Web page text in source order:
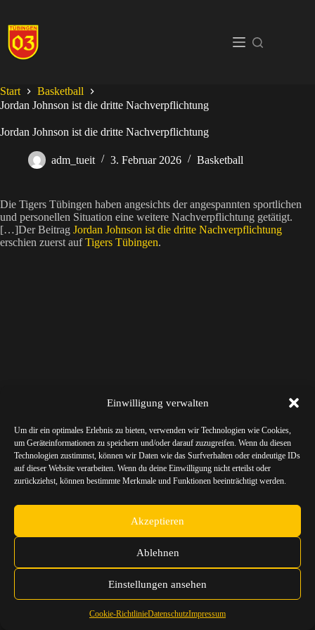
Einwilligung verwalten
Um dir ein optimales Erlebnis zu bieten, verwenden wir Technologien wie Cookies,
um Geräteinformationen zu speichern und/oder darauf zuzugreifen. Wenn du diesen
Technologien zustimmst, können wir Daten wie das Surfverhalten oder eindeutige IDs
auf dieser Website verarbeiten. Wenn du deine Einwilligung nicht erteilst oder
zurückziehst, können bestimmte Merkmale und Funktionen beeinträchtigt werden.
Akzeptieren
Ablehnen
Einstellungen ansehen
Cookie-RichtlinieDatenschutzImpressum
springen
Start
Basketball
Jordan Johnson ist die dritte Nachverpflichtung
Jordan Johnson ist die dritte Nachverpflichtung
adm_tueit 3. Februar 2026 Basketball
Die Tigers Tübingen haben angesichts der angespannten sportlichen
und personellen Situation eine weitere Nachverpflichtung getätigt.
[…]Der Beitrag Jordan Johnson ist die dritte Nachverpflichtung
erschien zuerst aufTigers Tübingen.